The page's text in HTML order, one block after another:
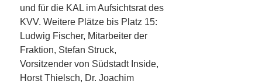
und für die KAL im Aufsichtsrat des
KVV. Weitere Plätze bis Platz 15:
Ludwig Fischer, Mitarbeiter der
Fraktion, Stefan Struck,
Vorsitzender von Südstadt Inside,
Horst Thielsch, Dr. Joachim